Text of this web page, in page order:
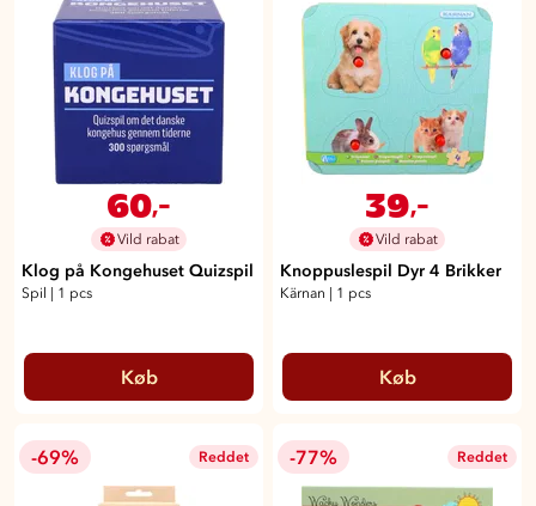
60,-
Vild rabat
Klog på Kongehuset Quizspil
Spil 1 pcs
Køb
39,-
Vild rabat
Knoppuslespil Dyr 4 Brikker
Kärnan 1 pcs
Køb
-69% Reddet -77% Reddet